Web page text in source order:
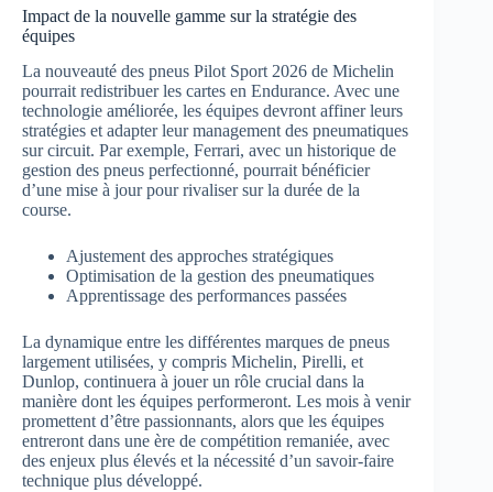
Impact de la nouvelle gamme sur la stratégie des
équipes
La nouveauté des pneus Pilot Sport 2026 de Michelin
pourrait redistribuer les cartes en Endurance. Avec une
technologie améliorée, les équipes devront affiner leurs
stratégies et adapter leur management des pneumatiques
sur circuit. Par exemple, Ferrari, avec un historique de
gestion des pneus perfectionné, pourrait bénéficier
d’une mise à jour pour rivaliser sur la durée de la
course.
Ajustement des approches stratégiques
Optimisation de la gestion des pneumatiques
Apprentissage des performances passées
La dynamique entre les différentes marques de pneus
largement utilisées, y compris Michelin, Pirelli, et
Dunlop, continuera à jouer un rôle crucial dans la
manière dont les équipes performeront. Les mois à venir
promettent d’être passionnants, alors que les équipes
entreront dans une ère de compétition remaniée, avec
des enjeux plus élevés et la nécessité d’un savoir-faire
technique plus développé.